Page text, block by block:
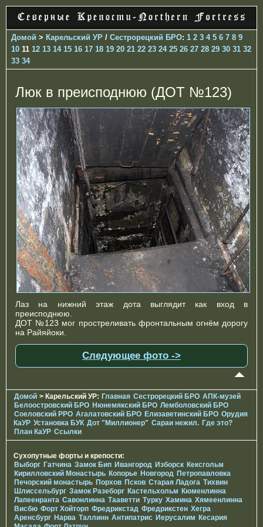
Домой > Карельский УР / Сестрорецкий БРО: 1 2 3 4 5 6 7 8 9
10 11 12 13 14 15 16 17 18 19 20 21 22 23 24 25 26 27 28 29 30 31 32
33 34
Люк в преисподнюю (ДОТ №123)
Лаз на нижний этаж дота выглядит как вход в
преисподнюю.
ДОТ №123 мог простреливать фронтальным огнём дорогу
на Райяйоки.
Следующее фото ->
Домой > Карельский УР: Главная Сестрорецкий БРО АПК-музей
Белоостровский БРО Нюнемякский БРО Лемболовский БРО
Соеловский РРО Агалатовский БРО Елизаветинcкий БРО Орудия
КаУР Установка БУК Дот "Миллионер" Сараи нежил. Где это?
План КаУР Ссылки
Сухопутные форты и крепости:
Выборг Гатчина Замок Бип Ивангород Изборск Кексгольм
Кирилловский Монастырь Копорье Новгород Петропавловка
Печорcкий монастырь Порхов Псков Старая Ладога Тихвин
Шлиссельбург Замок Разеборг Кастельхольм Кюменлинна
Лапеенранта Савонлинна Тааветти Турку Хамина Хямеенлинна
Висбю Форт Хойторп Фредрикстад Фредрикстен Хегра
Аренсбург Нарва Таллинн Антипатрис Иерусалим Кесария